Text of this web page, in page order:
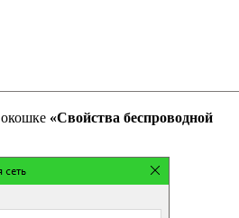
«Свойства беспроводной